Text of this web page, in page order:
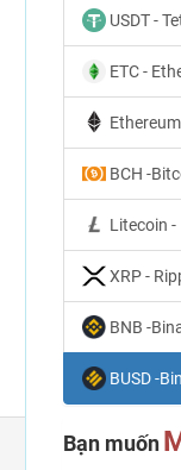
USDT -
ETC -
BCH -
Litecoin -
XRP -
BNB -
BUSD -
Bạn muốn